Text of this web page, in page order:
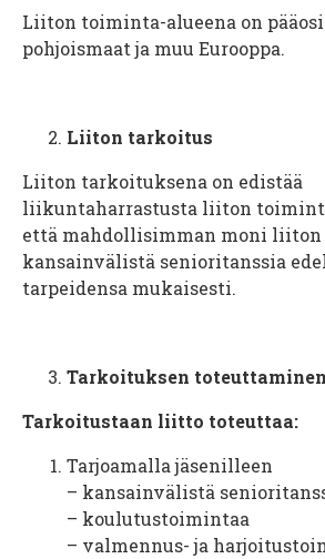
Liiton toiminta-alueena on
pohjoismaat ja muu Eurooppa.
Liiton tarkoitus
Liiton tarkoituksena on edistää
liikuntaharrastusta liiton
että mahdollisimman moni liiton
kansainvälistä senioritanssia
tarpeidensa mukaisesti.
Tarkoituksen toteuttaminen
Tarkoitustaan liitto toteuttaa:
Tarjoamalla jäsenilleen
– kansainvälistä
– koulutustoimintaa
– valmennus- ja